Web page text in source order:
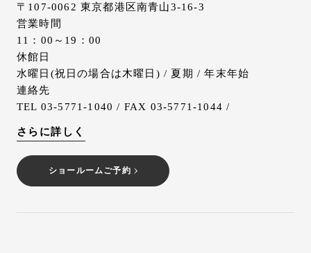
〒107-0062 東京都港区南青山3-16-3
営業時間
11：00～19：00
休館日
水曜日(祝日の場合は木曜日) / 夏期 / 年末年始
連絡先
TEL 03-5771-1040 / FAX 03-5771-1044 /
さらに詳しく
ショールームご予約